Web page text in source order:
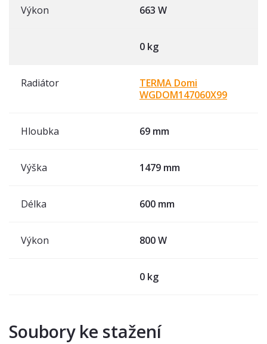
Výkon 663 W
0 kg
Radiátor
TERMA Domi
WGDOM147060X99
Hloubka 69 mm
Výška 1479 mm
Délka 600 mm
Výkon 800 W
0 kg
Soubory ke stažení